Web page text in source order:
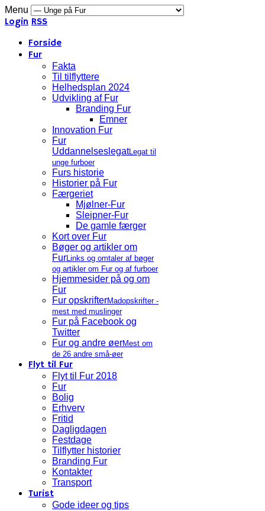
Menu
Login RSS
Forside
Fur
Fakta
Til tilflyttere
Helhedsplan 2024
Udvikling af Fur
Branding Fur
Emner
Innovation Fur
Fur
UddannelseslegatLegat til
unge furboer
Furs historie
Historier på Fur
Færgeriet
Mjølner-Fur
Sleipner-Fur
De gamle færger
Kort over Fur
Bøger og artikler om
FurLinks og omtaler af bøger
og artikler om Fur og af furboer
Hjemmesider på og om
Fur
Fur opskrifterMadopskrifter -
mest med muslinger
Fur på Facebook og
Twitter
Fur og andre øerMest om
de 26 andre små-øer
Flyt til Fur
Flyt til Fur 2018
Fur
Bolig
Erhverv
Fritid
Dagligdagen
Festdage
Tilflytter historier
Branding Fur
Kontakter
Transport
Turist
Gode ideer og tips